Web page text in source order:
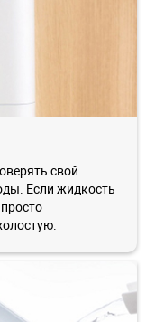
свой
Если жидкость